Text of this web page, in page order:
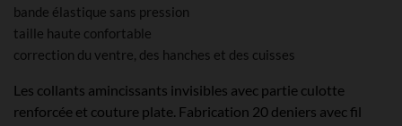
bande élastique sans pression
taille haute confortable
correction du ventre, des hanches et des cuisses
Les collants amincissants invisibles avec partie culotte
renforcée et couture plate. Fabrication 20 deniers avec fil